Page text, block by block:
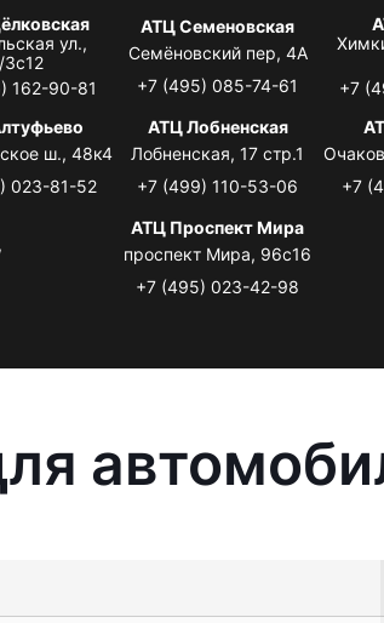
ул.,
3с12
162-90-81
АТЦ Семеновская
Семёновский пер, 4А
+7 (495) 085-74-61
+7
ш., 48к4
023-81-52
АТЦ Лобненская
Лобненская, 17 стр.1
+7 (499) 110-53-06
+7
АТЦ Проспект Мира
проспект Мира, 96с16
+7 (495) 023-42-98